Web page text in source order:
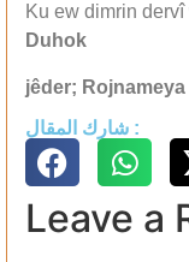
Ku ew dimrin dervî
Duhok
jêder;
شارك المقال :
Leave a